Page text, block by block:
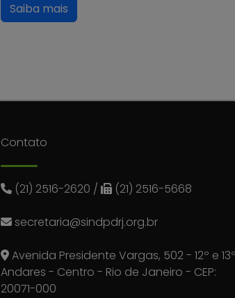
Saiba mais
Contato
(21) 2516-2620 / (21) 2516-5668
secretaria@sindpdrj.org.br
Avenida Presidente Vargas, 502 - 12º e 13º
Andares - Centro - Rio de Janeiro - CEP:
20071-000